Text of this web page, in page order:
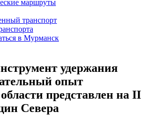
маршруты
транспорт
в Мурманск
удержания
опыт
представлен на II
Севера